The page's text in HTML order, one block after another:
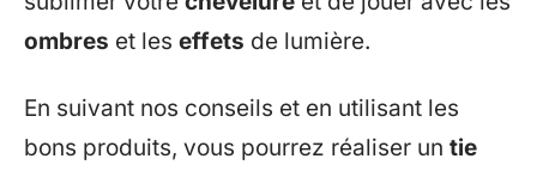
ombres et les effets de lumière.
En suivant nos conseils et en utilisant les
bons produits, vous pourrez réaliser un tie